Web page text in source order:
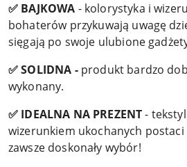
✅ BAJKOWA - kolorystyka i
bohaterów przykuwają uwagę
sięgają po swoje ulubione
✅ SOLIDNA -produkt bardzo
wykonany.
✅ IDEALNA NA PREZENT-
wizerunkiem ukochanych
zawsze doskonały wybór!